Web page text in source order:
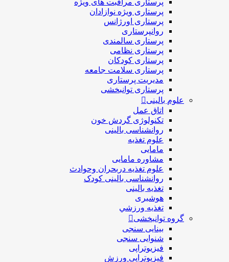
پرستاری ويژه نوازادان
پرستاری اورژانس
روانپرستاری
پرستاری سالمندی
پرستاری نظامی
پرستاری کودکان
پرستاری سلامت جامعه
مدیریت پرستاری
پرستاری توانبخشی
علوم بالینی
اتاق عمل
تکنولوژی گردش خون
روانشناسی بالینی
علوم تغذیه
مامایی
مشاوره مامایی
علوم تغذیه دربحران وحوادث
روانشناسی بالینی کودک
تغذیه بالینی
هوشبری
تغذيه ورزشي
گروه توانبخشی
بینایی سنجی
شنوایی سنجی
فیزیوتراپی
فیزیوتراپی ورزش